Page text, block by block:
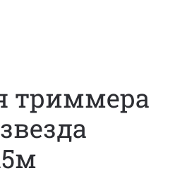
триммера